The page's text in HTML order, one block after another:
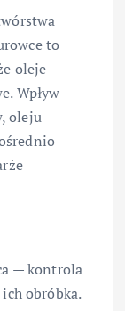
to
oleje
Wpływ
oleju
— kontrola
obróbka.